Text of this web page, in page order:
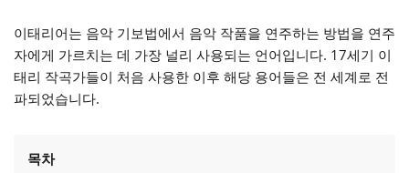
Dansk
이태리어는 음악 기보법에서 음악 작품을 연주하는 방법을 연주
자에게 가르치는 데 가장 널리 사용되는 언어입니다. 17세기 이
태리 작곡가들이 처음 사용한 이후 해당 용어들은 전 세계로 전
파되었습니다.
목차